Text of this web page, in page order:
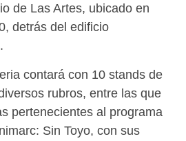
de Las Artes, ubicado en
detrás del edificio
contará con 10 stands de
rubros, entre las que
pertenecientes al programa
Sin Toyo, con sus